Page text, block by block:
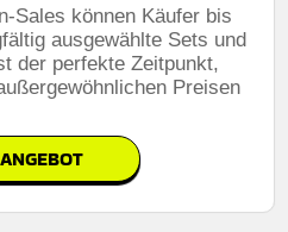
Sales können Käufer bis
ausgewählte Sets und
der perfekte Zeitpunkt,
Preisen